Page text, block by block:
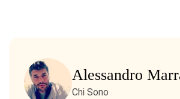
Alessandro
Chi Sono